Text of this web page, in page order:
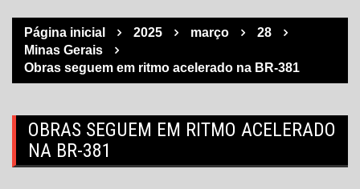
Página inicial 2025 março
28
Minas Gerais
Obras seguem em ritmo acelerado na BR-381
OBRAS SEGUEM EM RITMO ACELERADO
NA BR-381